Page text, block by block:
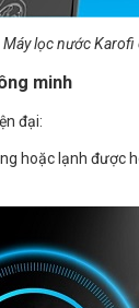
Máy lọc nước Karofi
minh
đại:
hoặc lạnh được